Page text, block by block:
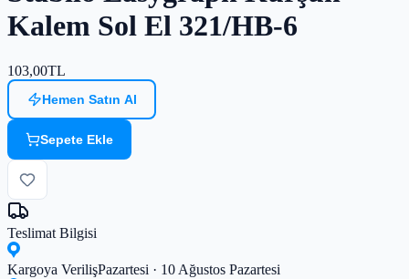
Kalem Sol El 321/HB-6
103,00TL
Hemen Satın Al
Sepete Ekle
Teslimat Bilgisi
Kargoya VerilişPazartesi · 10 Ağustos Pazartesi